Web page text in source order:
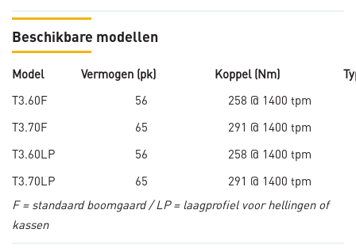
Beschikbare modellen
Model Vermogen (pk) Koppel (Nm)
T3.60F
56
258 @ 1400 tpm
T3.70F
65
291 @ 1400 tpm
T3.60LP
56
258 @ 1400 tpm
T3.70LP
65
291 @ 1400 tpm
F = standaard boomgaard / LP = laagprofiel voor hellingen of
kassen